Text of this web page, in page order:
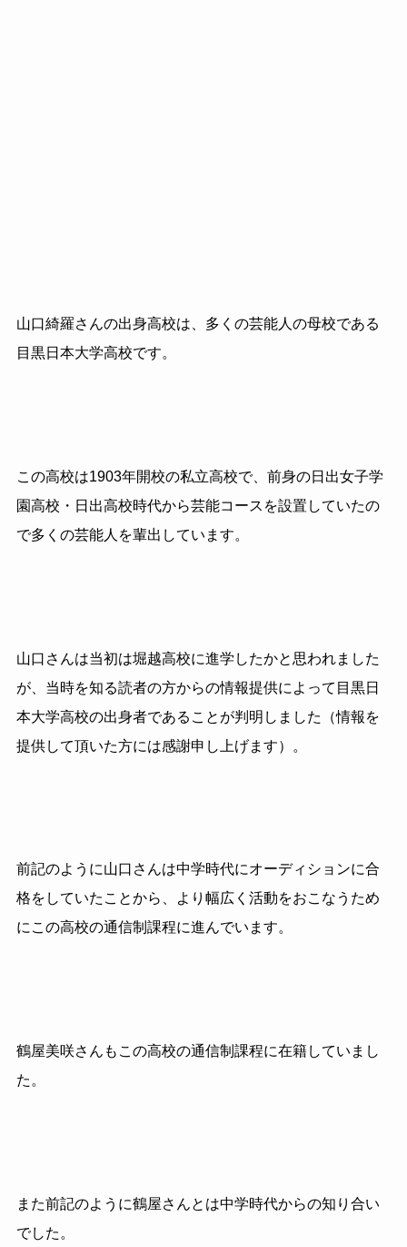
山口綺羅さんの出身高校は、多くの芸能人の母校である
目黒日本大学高校です。
この高校は1903年開校の私立高校で、前身の日出女子学
園高校・日出高校時代から芸能コースを設置していたの
で多くの芸能人を輩出しています。
山口さんは当初は堀越高校に進学したかと思われました
が、当時を知る読者の方からの情報提供によって目黒日
本大学高校の出身者であることが判明しました（情報を
提供して頂いた方には感謝申し上げます）。
前記のように山口さんは中学時代にオーディションに合
格をしていたことから、より幅広く活動をおこなうため
にこの高校の通信制課程に進んでいます。
鶴屋美咲さんもこの高校の通信制課程に在籍していまし
た。
また前記のように鶴屋さんとは中学時代からの知り合い
でした。